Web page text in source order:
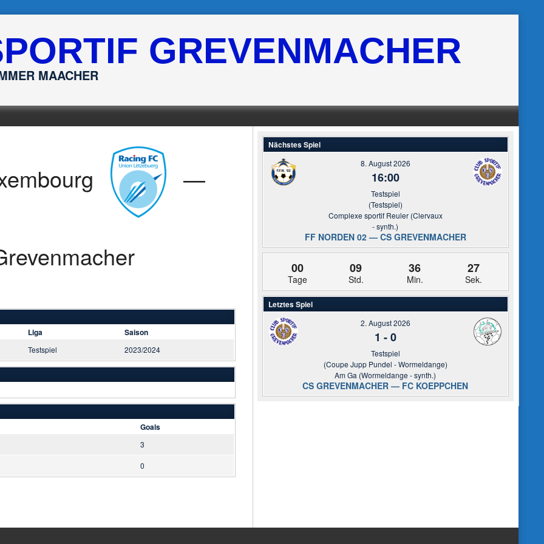
GREVENMACHER
MAACHER
—
Liga Saison
Testspiel 2023/2024
Goals
3
0
Nächstes Spiel
8. August 2026
16:00
Testspiel
(Testspiel)
Complexe sportif Reuler (Clervaux
- synth.)
FF NORDEN 02 — CS GREVENMACHER
00
Tage
09
Std.
36
Min.
27
Sek.
Letztes Spiel
2. August 2026
1 -0
Testspiel
(Coupe Jupp Pundel - Wormeldange)
Am Ga (Wormeldange - synth.)
CS GREVENMACHER — FC KOEPPCHEN